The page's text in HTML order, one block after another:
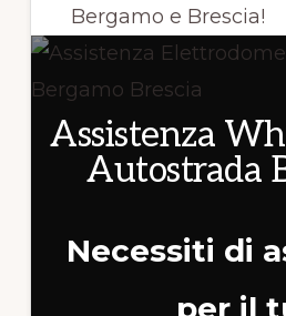
Bergamo e Brescia!
Assistenza
Autostrada
Necessiti di
per il